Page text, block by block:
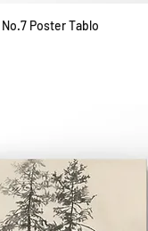
Hızlı Bakış
Poster Tablo​​​​​​